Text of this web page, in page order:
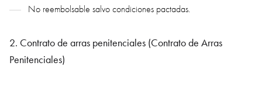
No reembolsable salvo condiciones pactadas.
2. Contrato de arras penitenciales (Contrato de Arras
Penitenciales)